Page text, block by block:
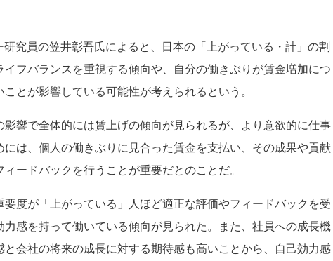
究員の笠井彰吾氏によると、日本の「上がっている・計」の割
フバランスを重視する傾向や、自分の働きぶりが賃金増加につ
とが影響している可能性が考えられるという。
響で全体的には賃上げの傾向が見られるが、より意欲的に仕事
は、個人の働きぶりに見合った賃金を支払い、その成果や貢献
ードバックを行うことが重要だとのことだ。
度が「上がっている」人ほど適正な評価やフィードバックを受
感を持って働いている傾向が見られた。また、社員への成長機
会社の将来の成長に対する期待感も高いことから、自己効力感